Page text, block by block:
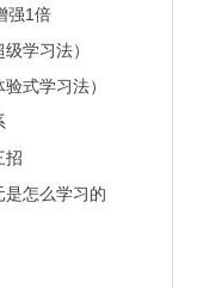
强1倍
学习法）
式学习法）
招
怎么学习的